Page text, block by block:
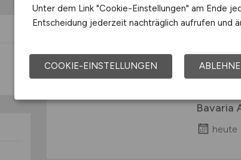
Koch (w/
bieten:
Betrieb
Bavaria
heute
Unter dem Link "Cookie-Einstellungen" am Ende
Entscheidung jederzeit nachträglich aufrufen und
COOKIE-EINSTELLUNGEN